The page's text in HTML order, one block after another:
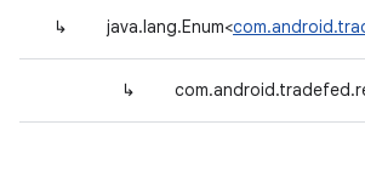
↳ java.lang.Enum<
↳